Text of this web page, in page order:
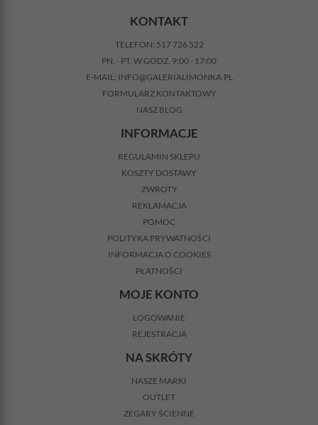
KONTAKT
TELEFON: 517 726 522
PN. - PT. W GODZ. 9:00 - 17:00
E-MAIL: INFO@GALERIALIMONKA.PL
FORMULARZ KONTAKTOWY
NASZ BLOG
INFORMACJE
REGULAMIN SKLEPU
KOSZTY DOSTAWY
ZWROTY
REKLAMACJA
POMOC
POLITYKA PRYWATNOŚCI
INFORMACJA O COOKIES
PŁATNOŚCI
MOJE KONTO
LOGOWANIE
REJESTRACJA
NA SKRÓTY
NASZE MARKI
OUTLET
ZEGARY ŚCIENNE